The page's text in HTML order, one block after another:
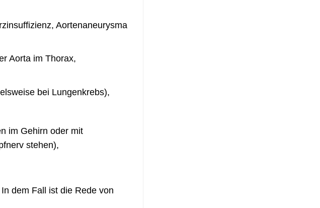
Aortenaneurysma
Aorta im Thorax,
bei Lungenkrebs),
im Gehirn oder mit
stehen),
In dem Fall ist die Rede von